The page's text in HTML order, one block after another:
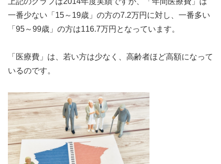
一番少ない「15～19歳」の方の7.2万円に対し、一番多い
「95～99歳」の方は116.7万円となっています。
「医療費」は、若い方は少なく、高齢者ほど高額になって
いるのです。